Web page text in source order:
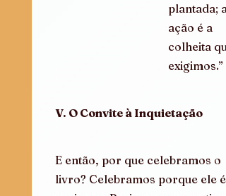
plantada; a
ação é a
colheita
exigimos.”
V. O Convite à Inquietação
E então, por que celebramos o
livro? Celebramos porque ele é